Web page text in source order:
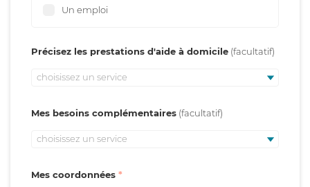
Un emploi
Précisez les prestations d'aide à domicile
choisissez un service
Mes besoins complémentaires
choisissez un service
Mes coordonnées